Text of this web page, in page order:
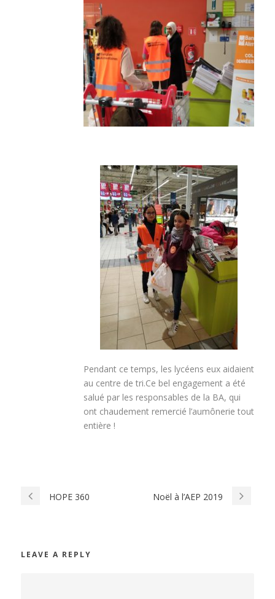
Pendant ce temps, les lycéens eux aidaient
au centre de tri.Ce bel engagement a été
salué par les responsables de la BA, qui
ont chaudement remercié l’aumônerie tout
entière !
HOPE 360 Noël à l’AEP 2019
LEAVE A REPLY